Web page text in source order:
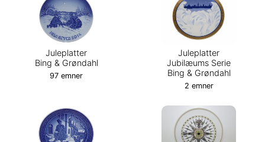
Juleplatter
Bing & Grøndahl
97 emner
Juleplatter
Jubilæums Serie
Bing & Grøndahl
2 emner